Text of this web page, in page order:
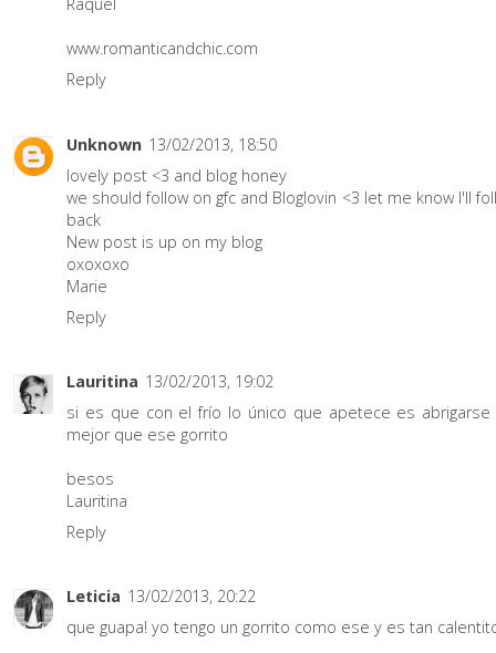
www.romanticandchic.com
Reply
Unknown 13/02/2013, 18:50
lovely post <3 and blog honey
we should follow on gfc and Bloglovin <3 let me know I'll
back
New post is up on my blog
oxoxoxo
Marie
Reply
Lauritina 13/02/2013, 19:02
si es que con el frío lo único que apetece es abrigarse
mejor que ese gorrito
besos
Lauritina
Reply
Leticia 13/02/2013, 20:22
que guapa! yo tengo un gorrito como ese y es tan